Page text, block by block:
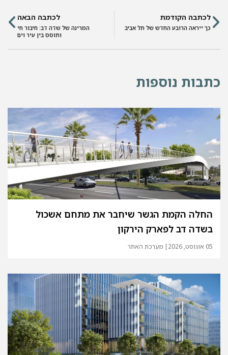
לכתבה הקודמת
כך ייראה הרובע החדש של תל אביב
לכתבה הבאה
המרינה של שדה דב: חיבור חי
ותוסס בין עיר וים
נוספות
החלה הקמת הגשר שיחבר את מתחם אשכול
בשדה דב לפארק הירקון
| מערכת האתר